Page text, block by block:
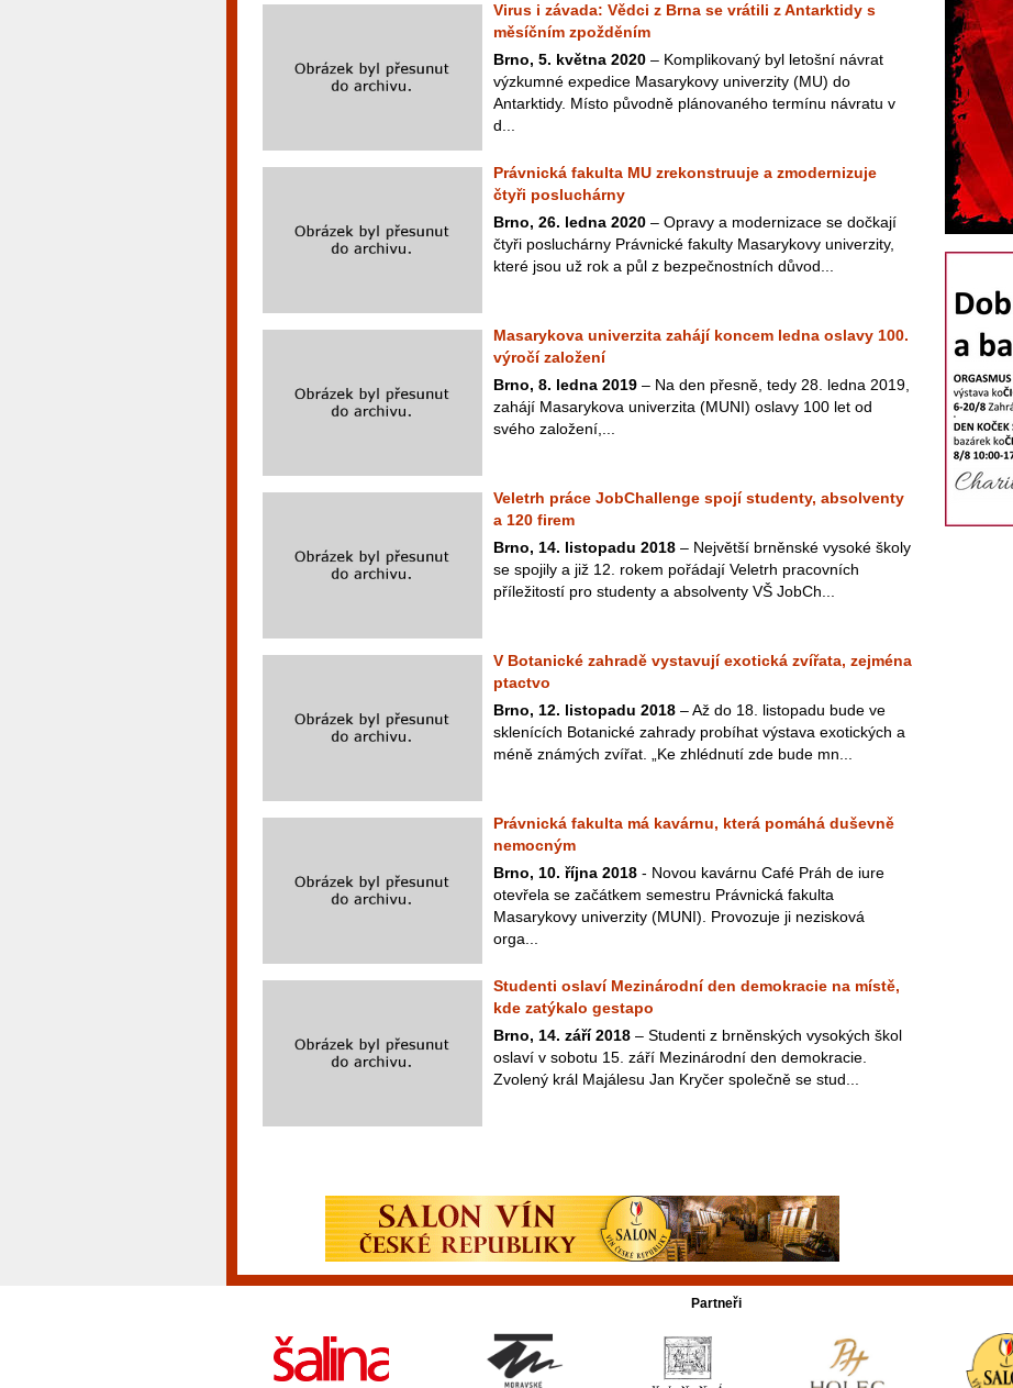
Virus i závada: Vědci z Brna se vrátili z Antarktidy s
měsíčním zpožděním
Brno, 5. května 2020 – Komplikovaný byl letošní návrat
výzkumné expedice Masarykovy univerzity (MU) do
Antarktidy. Místo původně plánovaného termínu návratu v
d...
Právnická fakulta MU zrekonstruuje a zmodernizuje
čtyři posluchárny
Brno, 26. ledna 2020 – Opravy a modernizace se dočkají
čtyři posluchárny Právnické fakulty Masarykovy univerzity,
které jsou už rok a půl z bezpečnostních důvod...
Masarykova univerzita zahájí koncem ledna oslavy 100.
výročí založení
Brno, 8. ledna 2019 – Na den přesně, tedy 28. ledna 2019,
zahájí Masarykova univerzita (MUNI) oslavy 100 let od
svého založení,...
Veletrh práce JobChallenge spojí studenty, absolventy
a 120 firem
Brno, 14. listopadu 2018 – Největší brněnské vysoké školy
se spojily a již 12. rokem pořádají Veletrh pracovních
příležitostí pro studenty a absolventy VŠ JobCh...
V Botanické zahradě vystavují exotická zvířata, zejména
ptactvo
Brno, 12. listopadu 2018 – Až do 18. listopadu bude ve
sklenících Botanické zahrady probíhat výstava exotických a
méně známých zvířat. „Ke zhlédnutí zde bude mn...
Právnická fakulta má kavárnu, která pomáhá duševně
nemocným
Brno, 10. října 2018 - Novou kavárnu Café Práh de iure
otevřela se začátkem semestru Právnická fakulta
Masarykovy univerzity (MUNI). Provozuje ji nezisková
orga...
Studenti oslaví Mezinárodní den demokracie na místě,
kde zatýkalo gestapo
Brno, 14. září 2018 – Studenti z brněnských vysokých škol
oslaví v sobotu 15. září Mezinárodní den demokracie.
Zvolený král Majálesu Jan Kryčer společně se stud...
Partneři